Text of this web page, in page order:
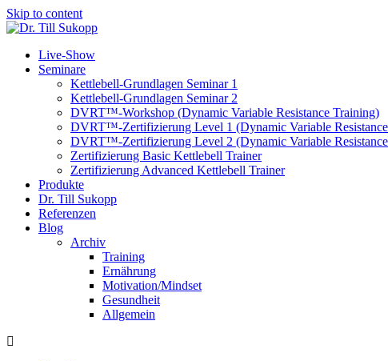
Skip to content
Live-Show
Seminare
Kettlebell-Grundlagen Seminar 1
Kettlebell-Grundlagen Seminar 2
DVRT™-Workshop (Dynamic Variable Resistance Training)
DVRT™-Zertifizierung Level 1 (Dynamic Variable
DVRT™-Zertifizierung Level 2 (Dynamic Variable
Zertifizierung Basic Kettlebell Trainer
Zertifizierung Advanced Kettlebell Trainer
Produkte
Dr. Till Sukopp
Referenzen
Blog
Archiv
Training
Ernährung
Motivation/Mindset
Gesundheit
Allgemein